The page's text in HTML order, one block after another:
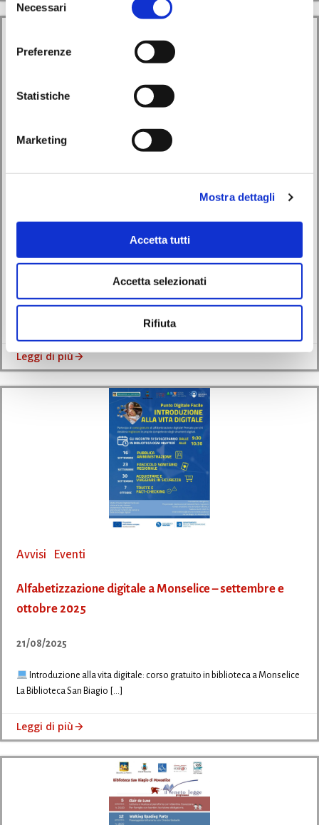
delNecessari
Preferenze
Statistiche
Marketing
Mostra dettagli
Accetta tutti
Accetta selezionati
Rifiuta
Alfabetizzazione digitale a Monselice – L’ABC del PC in
L’ABC del PC: corso gratuito di alfabetizzazione digitale in biblioteca a
Leggi di più
Avvisi Eventi
Alfabetizzazione digitale a Monselice – settembre e
ottobre 2025
21/08/2025
Introduzione alla vita digitale: corso gratuito in biblioteca a Monselice
La Biblioteca San Biagio […]
Leggi di più